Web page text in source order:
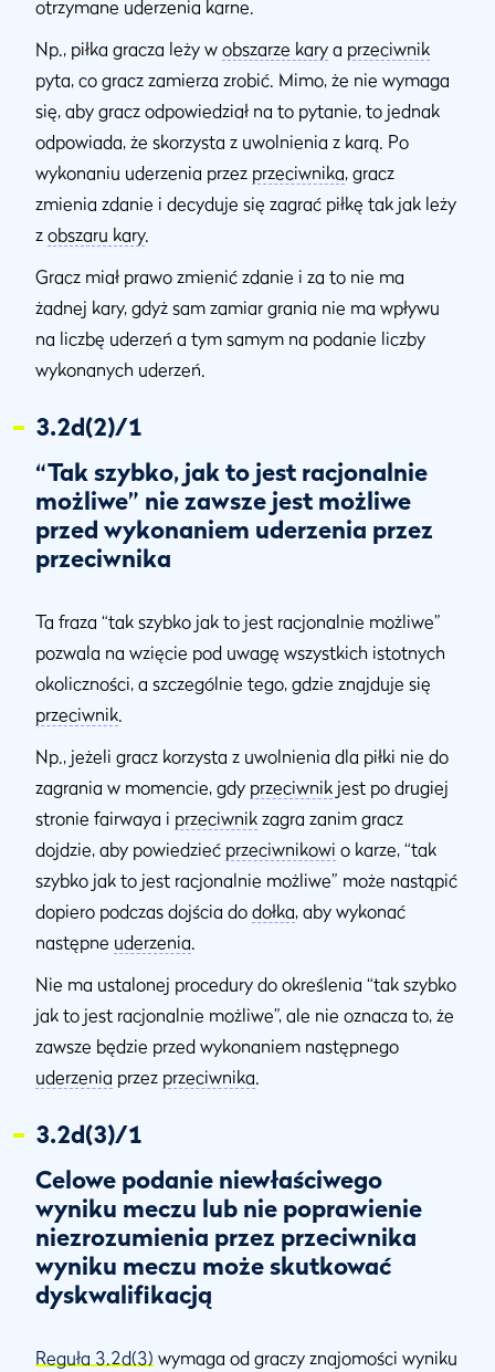
otrzymane uderzenia karne.
Np., piłka gracza leży w obszarze kary a przeciwnik
pyta, co gracz zamierza zrobić. Mimo, że nie wymaga
się, aby gracz odpowiedział na to pytanie, to jednak
odpowiada, że skorzysta z uwolnienia z karą. Po
wykonaniu uderzenia przez przeciwnika, gracz
zmienia zdanie i decyduje się zagrać piłkę tak jak leży
z obszaru kary.
Gracz miał prawo zmienić zdanie i za to nie ma
żadnej kary, gdyż sam zamiar grania nie ma wpływu
na liczbę uderzeń a tym samym na podanie liczby
wykonanych uderzeń.
3.2d(2)/1
“Tak szybko, jak to jest racjonalnie
możliwe” nie zawsze jest możliwe
przed wykonaniem uderzenia przez
przeciwnika
Ta fraza “tak szybko jak to jest racjonalnie możliwe”
pozwala na wzięcie pod uwagę wszystkich istotnych
okoliczności, a szczególnie tego, gdzie znajduje się
przeciwnik.
Np., jeżeli gracz korzysta z uwolnienia dla piłki nie do
zagrania w momencie, gdy przeciwnik jest po drugiej
stronie fairwaya i przeciwnik zagra zanim gracz
dojdzie, aby powiedzieć przeciwnikowi o karze, “tak
szybko jak to jest racjonalnie możliwe” może nastąpić
dopiero podczas dojścia do dołka, aby wykonać
następne uderzenia.
Nie ma ustalonej procedury do określenia “tak szybko
jak to jest racjonalnie możliwe”, ale nie oznacza to, że
zawsze będzie przed wykonaniem następnego
uderzenia przez przeciwnika.
3.2d(3)/1
Celowe podanie niewłaściwego
wyniku meczu lub nie poprawienie
niezrozumienia przez przeciwnika
wyniku meczu może skutkować
dyskwalifikacją
Reguła 3.2d(3) wymaga od graczy znajomości wyniku